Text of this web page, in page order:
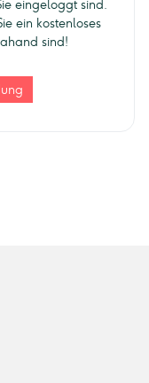
eingeloggt sind.
ein kostenloses
sind!